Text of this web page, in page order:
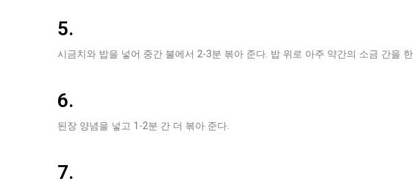
5.
시금치와 밥을 넣어 중간 불에서 2-3분 볶아 준다. 밥 위로 아주 약간의 소금 간을
6.
된장 양념을 넣고 1-2분 간 더 볶아 준다.
7.